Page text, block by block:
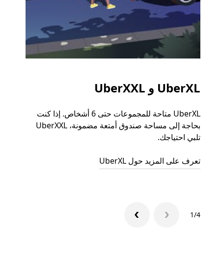
UberXL و UberXXL
UberXL متاحة للمجموعات حتى 6 أشخاص. إذا كنت
بحاجة إلى مساحة صندوق أمتعة مضمونة، UberXXL
تلبي احتياجك.
تعرف على المزيد حول UberXL
1/4